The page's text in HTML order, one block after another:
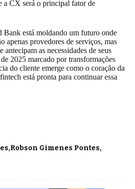
a CX será o principal fator de
Bank está moldando um futuro onde
apenas provedores de serviços, mas
antecipam as necessidades de seus
2025 marcado por transformações
do cliente emerge como o coração da
está pronta para continuar essa
Robson Gimenes Pontes